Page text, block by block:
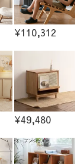
¥110,312
¥49,480